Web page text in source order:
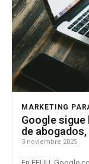
MARKETING
Google sigue
de
3 noviembre 2025